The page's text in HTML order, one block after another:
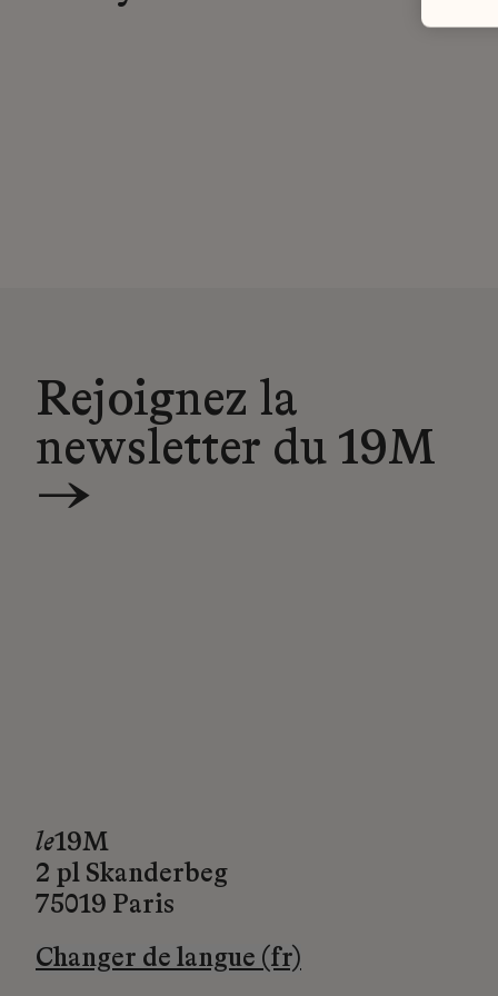
Rejoignez la
newsletter du 19M
→
le19M
2 pl Skanderbeg
75019 Paris
Changer de langue (fr)